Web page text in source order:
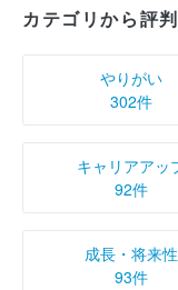
カテゴリから評
やりがい
302件
キャリアアッ
92件
成長・将来性
93件